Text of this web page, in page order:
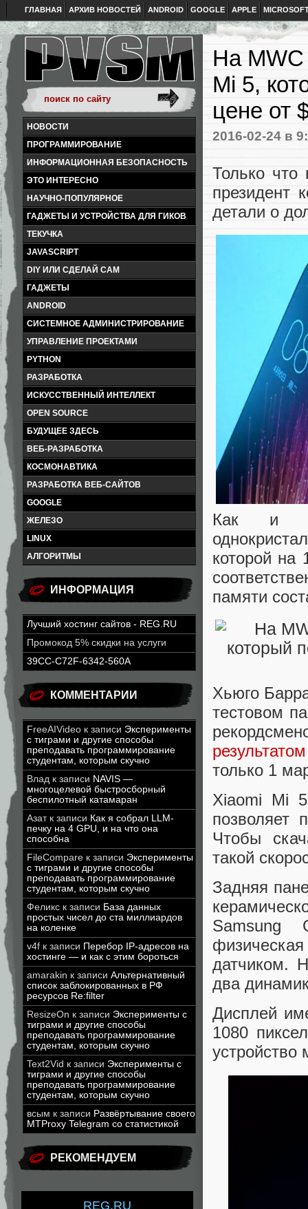
ГЛАВНАЯ АРХИВ НОВОСТЕЙ ANDROID GOOGLE APPLE
НОВОСТИ
ПРОГРАММИРОВАНИЕ
ИНФОРМАЦИОННАЯ БЕЗОПАСНОСТЬ
ЭТО ИНТЕРЕСНО
НАУЧНО-ПОПУЛЯРНОЕ
ГАДЖЕТЫ И УСТРОЙСТВА ДЛЯ ГИКОВ
ТЕКУЧКА
JAVASCRIPT
DIY ИЛИ СДЕЛАЙ САМ
ГАДЖЕТЫ
ANDROID
СИСТЕМНОЕ АДМИНИСТРИРОВАНИЕ
УПРАВЛЕНИЕ ПРОЕКТАМИ
PYTHON
РАЗРАБОТКА
ИСКУССТВЕННЫЙ ИНТЕЛЛЕКТ
OPEN SOURCE
БУДУЩЕЕ ЗДЕСЬ
ВЕБ-РАЗРАБОТКА
КОСМОНАВТИКА
РАЗРАБОТКА ВЕБ-САЙТОВ
GOOGLE
ЖЕЛЕЗО
LINUX
АЛГОРИТМЫ
ИНФОРМАЦИЯ
Лучший хостинг сайтов - REG.RU
Промокод 5% скидки на услуги
39CC-C72F-6342-560A
КОММЕНТАРИИ
FreeAIVideo к записи Эксперименты
с тиграми и другие способы
преподавать программирование
студентам, которым скучно
Влад к записи NAVIS —
многоцелевой быстросборный
беспилотный катамаран
Азатк записи Как я собрал LLM-
печку на 4 GPU, и на что она
способна
FileCompare к записи Эксперименты
с тиграми и другие способы
преподавать программирование
студентам, которым скучно
Феликс к записи База данных
простых чисел до ста миллиардов
на коленке
v4f к записи Перебор IP-адресов на
хостинге — и как с этим бороться
amarakin к записи Альтернативный
список заблокированных в РФ
ресурсов Re:filter
ResizeOn к записи Эксперименты с
тиграми и другие способы
преподавать программирование
студентам, которым скучно
Text2Vid к записи Эксперименты с
тиграми и другие способы
преподавать программирование
студентам, которым скучно
всым к записи Развёртывание своего
MTProxy Telegram со статистикой
РЕКОМЕНДУЕМ
REG.RU
На
Mi 5,
цене от
2016-02-24 в
Только что
президент
детали о
Как и
которой на
памяти
Хьюго
тестовом
только 1
Xiaomi Mi
позволяет
Чтобы
такой
Задняя
Samsung
датчиком.
два
Дисплей
1080
устройство